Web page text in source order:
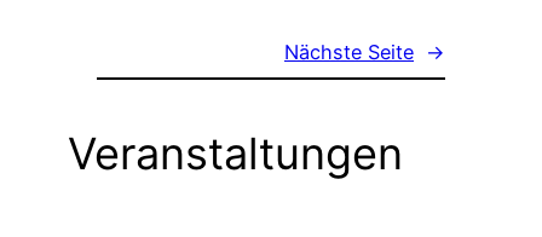
Nächste Seite →
Veranstaltungen